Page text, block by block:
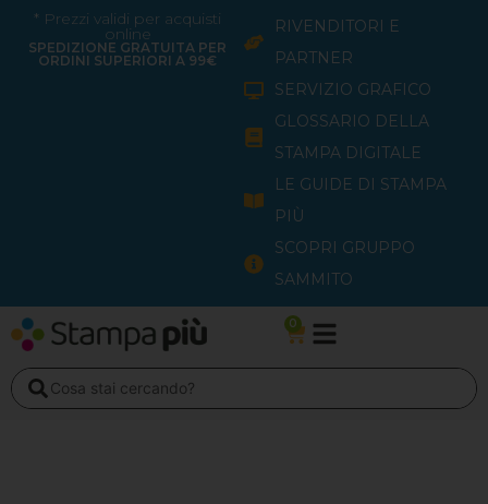
* Prezzi validi per acquisti
online
SPEDIZIONE GRATUITA PER
ORDINI SUPERIORI A 99€
RIVENDITORI E
PARTNER
SERVIZIO GRAFICO
GLOSSARIO DELLA
STAMPA DIGITALE
LE GUIDE DI STAMPA
PIÙ
SCOPRI GRUPPO
SAMMITO
0
Carrello
Search